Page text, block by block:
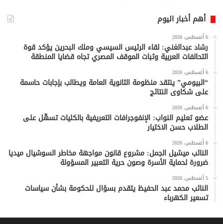
أهم أخبار اليوم
6 أغسطس، 2026
رشاد عبدالغني: لقاء الرئيس السيسي وملك البحرين يؤكد قوة
التحالفات العربية وثبات الموقف المصري تجاه قضايا المنطقة
6 أغسطس، 2026
“البيومي” ينتقد منظومة الثانوية العامة ويطالب بإجابات حاسمة
على شكاوى النتائج
6 أغسطس، 2026
عضو تعليم النواب: الإنفوجرافات التعريفية بالكليات تسهّل على
الطلاب حسن الاختيار
6 أغسطس، 2026
النائب ميشيل الجمل: مشروع قانون مواجهة مخاطر السوشيال ميديا
ضرورة لحماية الأسرة وصون حرية التعبير المسؤولة
5 أغسطس، 2026
النائب محمد عبد الحفيظ يتقدم بسؤال للحكومة بشأن سياسات
تسعير الكهرباء